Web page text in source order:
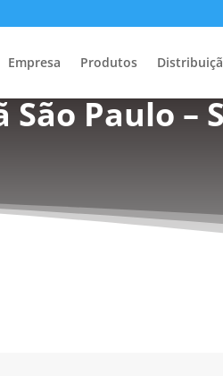
Empresa Produtos
Paulo –